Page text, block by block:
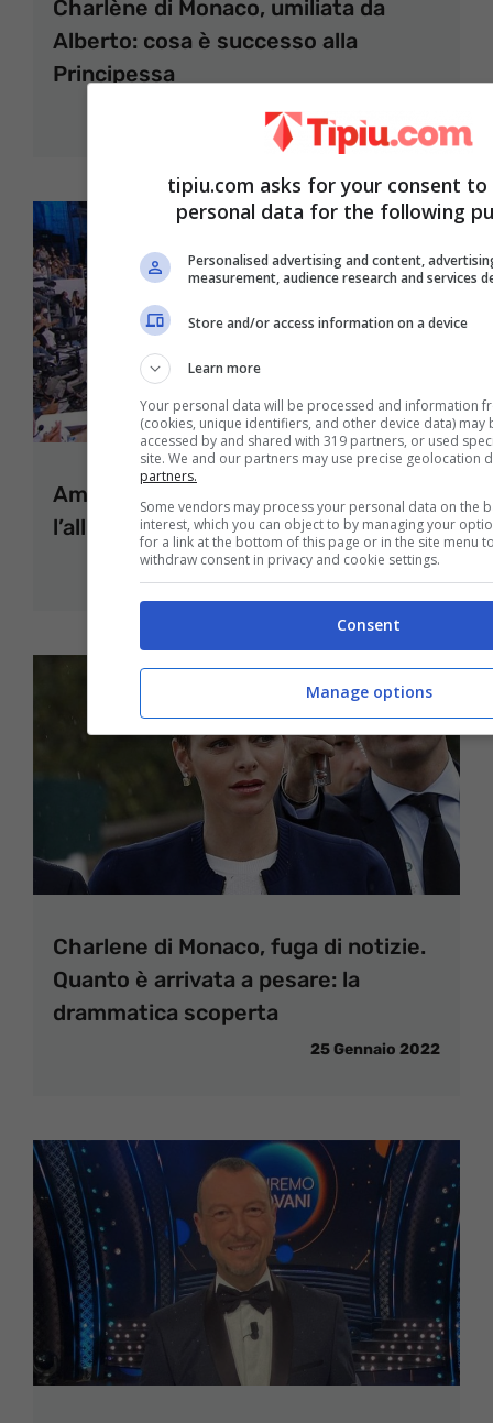
Charlène di Monaco, umiliata da
Alberto: cosa è successo alla
Principessa
Amici, arriva la notizia più bella per
l’allievo, fiocco azzurro: “É nato”
26 Gennaio 2022
Charlene di Monaco, fuga di notizie.
Quanto è arrivata a pesare: la
drammatica scoperta
25 Gennaio 2022
tipiu.com asks for your consent to
personal data for the following
Personalised advertising and content,
measurement, audience research and services
Store and/or access information on a device
Learn more
Your personal data will be processed and information
(cookies, unique identifiers, and other device data) may
accessed by and shared with 319 partners, or used
site. We and our partners may use precise geolocation
partners.
Some vendors may process your personal data on the
interest, which you can object to by managing your
for a link at the bottom of this page or in the site menu
withdraw consent in privacy and cookie settings.
Consent
Manage options